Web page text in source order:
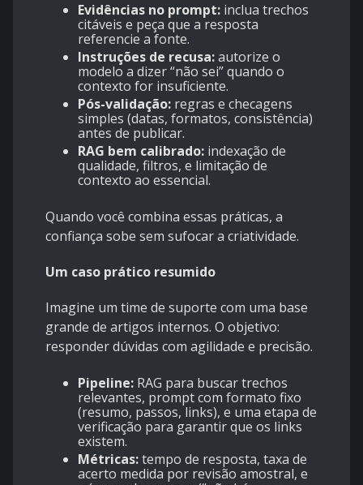
Evidências no prompt: inclua trechos
citáveis e peça que a resposta
referencie a fonte.
Instruções de recusa:autorize o
modelo a dizer “não sei” quando o
contexto for insuficiente.
Pós-validação: regras e checagens
simples (datas, formatos, consistência)
antes de publicar.
RAG bem calibrado: indexação de
qualidade, filtros, e limitação de
contexto ao essencial.
Quando você combina essas práticas, a
confiança sobe sem sufocar a criatividade.
Um caso prático resumido
Imagine um time de suporte com uma base
grande de artigos internos. O objetivo:
responder dúvidas com agilidade e precisão.
Pipeline: RAG para buscar trechos
relevantes, prompt com formato fixo
(resumo, passos, links), e uma etapa de
verificação para garantir que os links
existem.
Métricas:tempo de resposta, taxa de
acerto medida por revisão amostral, e